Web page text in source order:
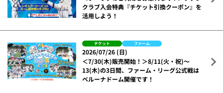
クラブ入会特典『チケット引換クーポン』を
活用しよう！
チケット ファーム
2026/07/26 (日)
＜7/30(木)販売開始！＞8/11(火・祝)～
13(木)の3日間、ファーム・リーグ公式戦は
ベルーナドーム開催です！